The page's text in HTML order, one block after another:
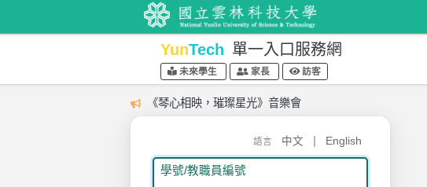
YunTech 單一入口服務網
未來學生 家長 訪客
《琴心相映，璀璨星光》音樂會
語言 中文 English
學號/教職員編號